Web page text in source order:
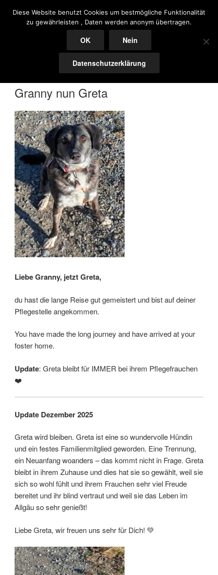
InhaltARI PAWS – DOGS IN NEED
ARI PAWS – DOGS IN NEED – ANIMAL RESCUE
Menü
Granny nun Greta
Liebe Granny, jetzt Greta,
du hast die lange Reise gut gemeistert und bist auf deiner
Pflegestelle angekommen.
You have made the long journey and have arrived at your
foster home.
Update: Greta bleibt für IMMER bei ihrem Pflegefrauchen
❤️
Update Dezember 2025
Greta wird bleiben. Greta ist eine so wundervolle Hündin
und ein festes Familienmitglied geworden. Eine Trennung,
ein Neuanfang woanders – das kommt nicht in Frage. Greta
bleibt in ihrem Zuhause und dies hat sie so gewählt, weil sie
sich so wohl fühlt und ihrem Frauchen sehr viel Freude
bereitet und ihr blind vertraut und weil sie das Leben im
Allgäu so sehr genießt!
Liebe Greta, wir freuen uns sehr für Dich! 💚
Diese Website benutzt Cookies um bestmögliche Funktionalität
zu gewährleisten , Daten werden anonym übertragen.
OK Nein
Datenschutzerklärung